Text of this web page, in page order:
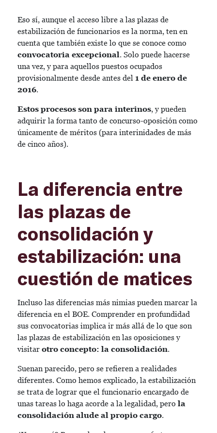
Eso sí, aunque el acceso libre a las plazas de
estabilización de funcionarios es la norma, ten en
cuenta que también existe lo que se conoce como
convocatoria excepcional. Solo puede hacerse
una vez, y para aquellos puestos ocupados
provisionalmente desde antes del 1 de enero de
2016.
Estos procesos son para interinos, y pueden
adquirir la forma tanto de concurso-oposición como
únicamente de méritos (para interinidades de más
de cinco años).
La diferencia entre
las plazas de
consolidación y
estabilización: una
cuestión de matices
Incluso las diferencias más nimias pueden marcar la
diferencia en el BOE. Comprender en profundidad
sus convocatorias implica ir más allá de lo que son
las plazas de estabilización en las oposiciones y
visitar otro concepto: la consolidación.
Suenan parecido, pero se refieren a realidades
diferentes. Como hemos explicado, la estabilización
se trata de lograr que el funcionario encargado de
unas tareas lo haga acorde a la legalidad, pero la
consolidación alude al propio cargo.